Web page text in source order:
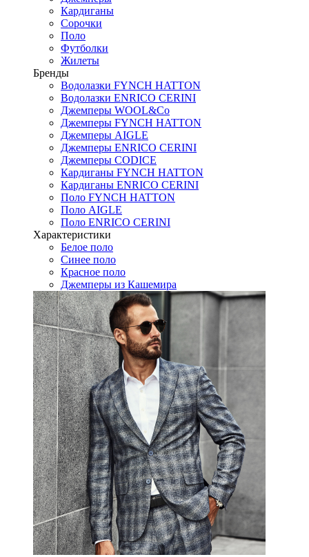
Кардиганы
Сорочки
Поло
Футболки
Жилеты
Бренды
Водолазки FYNCH HATTON
Водолазки ENRICO CERINI
Джемперы WOOL&Co
Джемперы FYNCH HATTON
Джемперы AIGLE
Джемперы ENRICO CERINI
Джемперы CODICE
Кардиганы FYNCH HATTON
Кардиганы ENRICO CERINI
Поло FYNCH HATTON
Поло AIGLE
Поло ENRICO CERINI
Характеристики
Белое поло
Синее поло
Красное поло
Джемперы из Кашемира